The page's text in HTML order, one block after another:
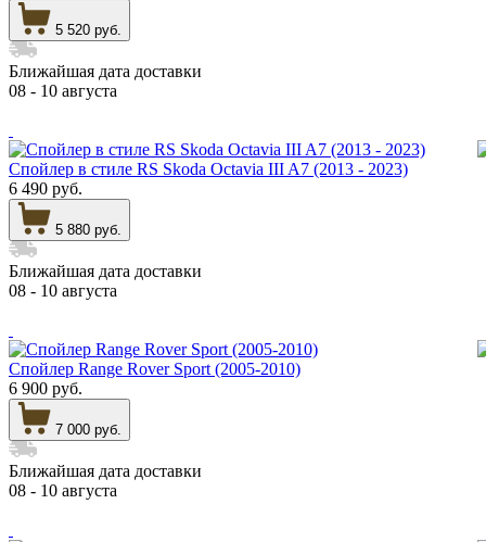
5 520 руб.
Ближайшая дата доставки
08 - 10 августа
Спойлер в стиле RS Skoda Octavia III A7 (2013 - 2023)
6 490 руб.
5 880 руб.
Ближайшая дата доставки
08 - 10 августа
Спойлер Range Rover Sport (2005-2010)
6 900 руб.
7 000 руб.
Ближайшая дата доставки
08 - 10 августа